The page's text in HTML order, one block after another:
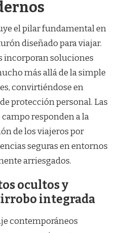
el pilar fundamental en
diseñado para viajar.
incorporan soluciones
más allá de la simple
convirtiéndose en
protección personal. Las
responden a la
de los viajeros por
seguras en entornos
arriesgados.
ocultos y
integrada
contemporáneos